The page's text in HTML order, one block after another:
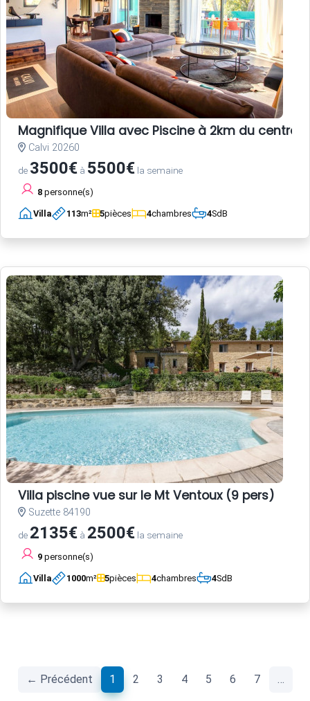
Magnifique Villa avec Piscine à 2km du centre-
Calvi 20260
de 3500€ à 5500€ la semaine
8 personne(s)
Villa 113m² 5pièces 4chambres 4SdB
Villa piscine vue sur le Mt Ventoux (9 pers)
Suzette 84190
de 2135€ à 2500€ la semaine
9 personne(s)
Villa 1000m² 5pièces 4chambres 4SdB
← Précédent 1 (current)
2 3 4 5 6 7 …